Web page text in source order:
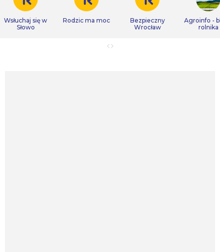
Wsłuchaj się w
Słowo
Rodzic ma moc
Bezpieczny
Wrocław
Agroinfo -
rolnika